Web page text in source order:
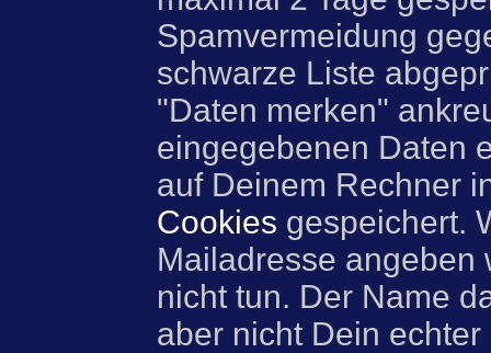
Spamvermeidung
schwarze Liste
"Daten merken"
eingegebenen Daten
auf Deinem Rechner
Cookies gespeichert.
Mailadresse angeben
nicht tun. Der Name
aber nicht Dein